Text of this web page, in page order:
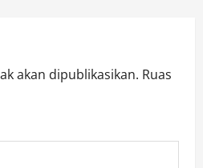
akan dipublikasikan. Ruas